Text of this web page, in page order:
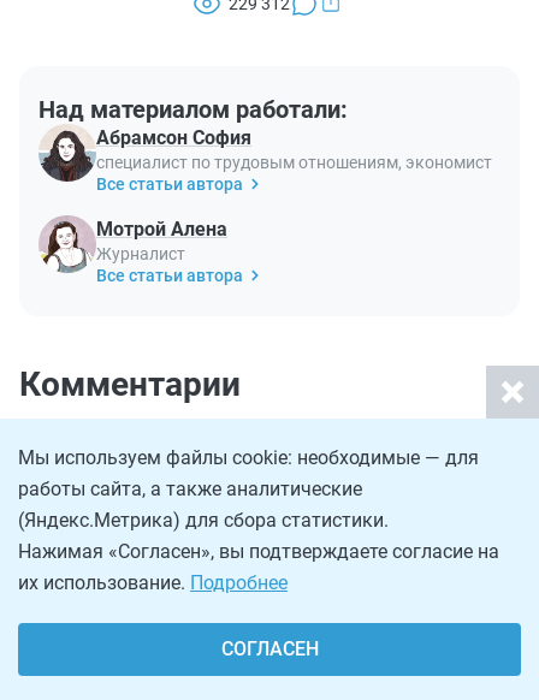
Над материалом работали:
Абрамсон София
специалист по трудовым отношениям, экономист
Все статьи автора
Мотрой Алена
Журналист
Все статьи автора
Комментарии
Вам может быть интересно:
Мы используем файлы cookie: необходимые — для
работы сайта, а также аналитические
(Яндекс.Метрика) для сбора статистики.
Нажимая «Согласен», вы подтверждаете согласие на
их использование. Подробнее
СОГЛАСЕН